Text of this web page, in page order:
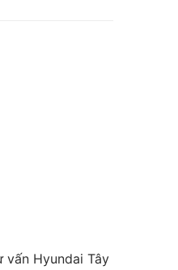
vấn Hyundai Tây